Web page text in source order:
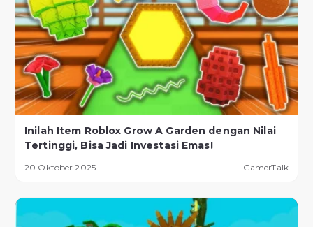
Inilah Item Roblox Grow A Garden dengan Nilai
Tertinggi, Bisa Jadi Investasi Emas!
20 Oktober 2025 GamerTalk